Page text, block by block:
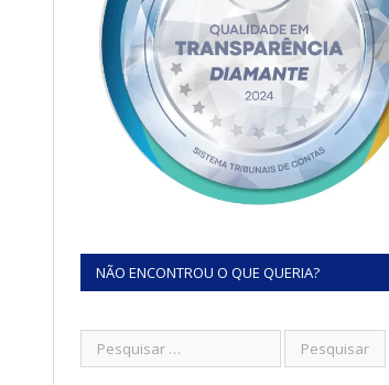
NÃO ENCONTROU O QUE QUERIA?